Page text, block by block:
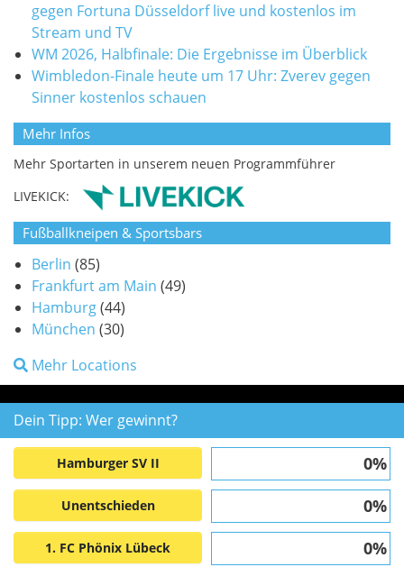
gegen Fortuna Düsseldorf live und kostenlos im
Stream und TV
WM 2026, Halbfinale: Die Ergebnisse im Überblick
Wimbledon-Finale heute um 17 Uhr: Zverev gegen
Sinner kostenlos schauen
Mehr Infos
Mehr Sportarten in unserem neuen Programmführer
LIVEKICK:
Fußballkneipen & Sportsbars
Berlin (85)
Frankfurt am Main (49)
Hamburg(44)
München (30)
Mehr Locations
Dein Tipp: Wer gewinnt?
Hamburger SV II 0%
Unentschieden 0%
1. FC Phönix Lübeck 0%